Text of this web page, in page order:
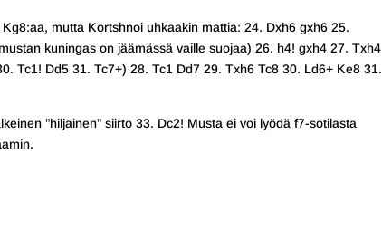
mutta Kortshnoi uhkaakin mattia: 24. Dxh6 gxh6 25.
kuningas on jäämässä vaille suojaa) 26. h4! gxh4 27. Txh4
Tc1! Dd5 31. Tc7+) 28. Tc1 Dd7 29. Txh6 Tc8 30. Ld6+ Ke8 31.
”hiljainen” siirto 33. Dc2! Musta ei voi lyödä f7-sotilasta